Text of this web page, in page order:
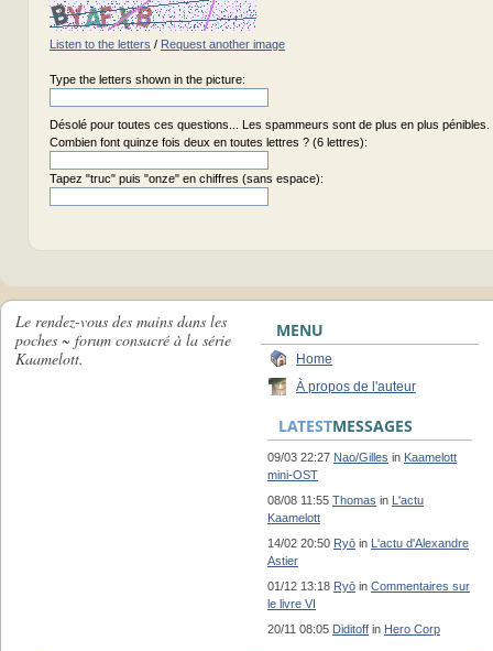
Listen to the letters / Request another image
Type the letters shown in the picture:
Désolé pour toutes ces questions... Les spammeurs sont de plus en plus pénibles.
Combien font quinze fois deux en toutes lettres ? (6 lettres):
Tapez "truc" puis "onze" en chiffres (sans espace):
Le rendez-vous des mains dans les
poches ~ forum consacré à la série
Kaamelott.
MENU
Home
À propos de l'auteur
LATESTMESSAGES
09/03 22:27 Nao/Gilles in Kaamelott
mini-OST
08/08 11:55 Thomas in L'actu
Kaamelott
14/02 20:50 Ryō in L'actu d'Alexandre
Astier
01/12 13:18 Ryō in Commentaires sur
le livre VI
20/11 08:05 Diditoff in Hero Corp